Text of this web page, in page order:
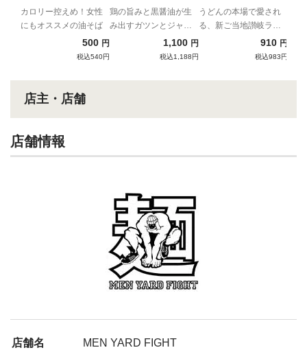
カロリー控えめ！女性
にもオススメの油そば
500 円
税込540円
（チャーシュー付
き）
鶏の旨みと黒醤油が生
み出すガツンとジャン
キーなインスパイア
1,100 円
税込1,188円
ン
うどんの本場で愛され
る、新ご当地讃岐ラー
910 円
税込983円
店主・店舗
店舗情報
店舗名 MEN YARD FIGHT